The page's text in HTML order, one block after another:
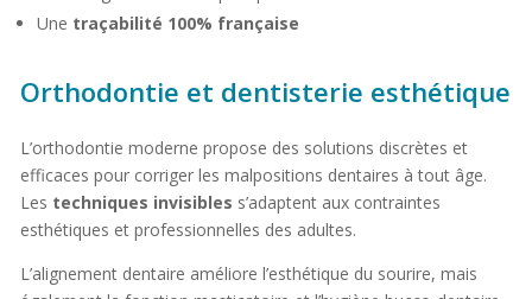
Une traçabilité 100% française
Orthodontie et dentisterie esthétique
L’orthodontie moderne propose des solutions discrètes et
efficaces pour corriger les malpositions dentaires à tout âge.
Les techniques invisibles s’adaptent aux contraintes
esthétiques et professionnelles des adultes.
L’alignement dentaire améliore l’esthétique du sourire, mais